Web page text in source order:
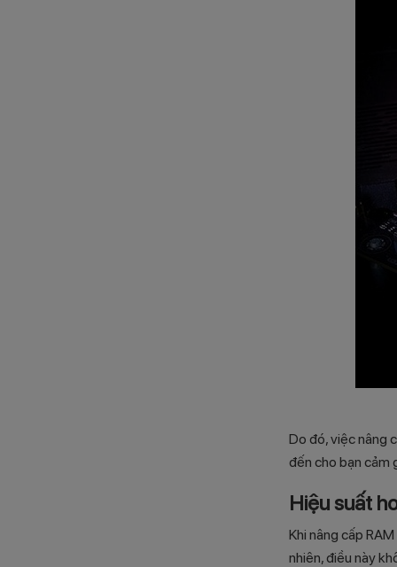
Do đó, việc nâng
đến cho bạn cảm
Hiệu suất
Khi nâng cấp
nhiên, điều này